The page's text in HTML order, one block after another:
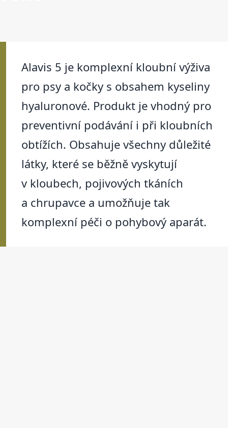
Alavis 5 je komplexní kloubní výživa
pro psy a kočky s obsahem kyseliny
hyaluronové. Produkt je vhodný pro
preventivní podávání i při kloubních
obtížích. Obsahuje všechny důležité
látky, které se běžně vyskytují
v kloubech, pojivových tkáních
a chrupavce a umožňuje tak
komplexní péči o pohybový aparát.